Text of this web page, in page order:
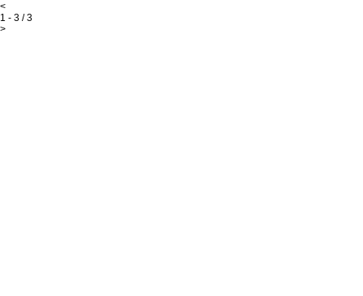
<
1 - 3 / 3
>